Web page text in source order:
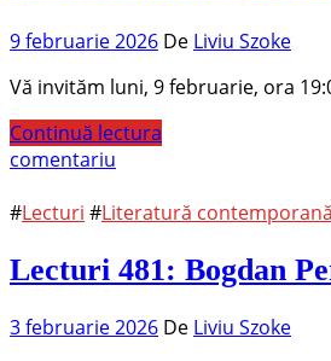
9 februarie 2026 De Liviu Szoke
Vă invităm luni, 9 februarie, ora
Continuă lectura
comentariu
#Lecturi #Literatură
Lecturi 481: Bogdan
3 februarie 2026 De Liviu Szoke